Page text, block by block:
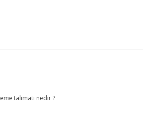
talimatı nedir ?